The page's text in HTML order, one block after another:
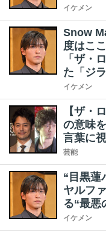
イケメン
Snow
度はこ
「ザ・
た「ジ
イケメン
【ザ・
の意味
言葉に
芸能
“目黒蓮
ヤルフ
る“最悪
イケメン